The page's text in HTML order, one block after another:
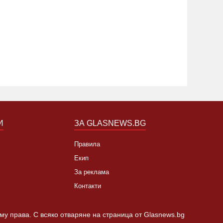
ЗА GLASNEWS.BG
Правила
Екип
За реклама
Контакти
права. С всяко отваряне на страница от Glasnews.bg